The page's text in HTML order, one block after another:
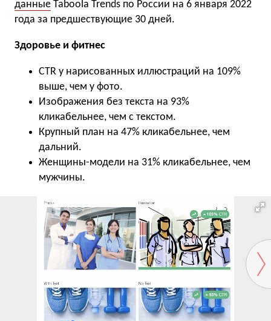
данные Taboola Trends по России на 6 января 2022
года за предшествующие 30 дней.
Здоровье и фитнес
CTR у нарисованных иллюстраций на 109%
выше, чем у фото.
Изображения без текста на 93%
кликабельнее, чем с текстом.
Крупный план на 47% кликабельнее, чем
дальний.
Женщины-модели на 31% кликабельнее, чем
мужчины.